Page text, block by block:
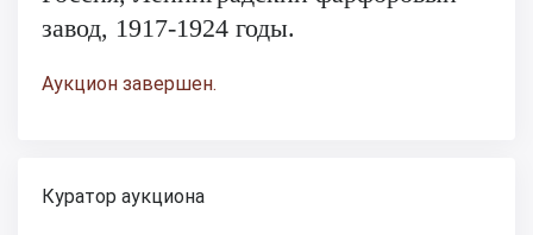
завод, 1917-1924 годы.
Аукцион завершен.
Куратор аукциона